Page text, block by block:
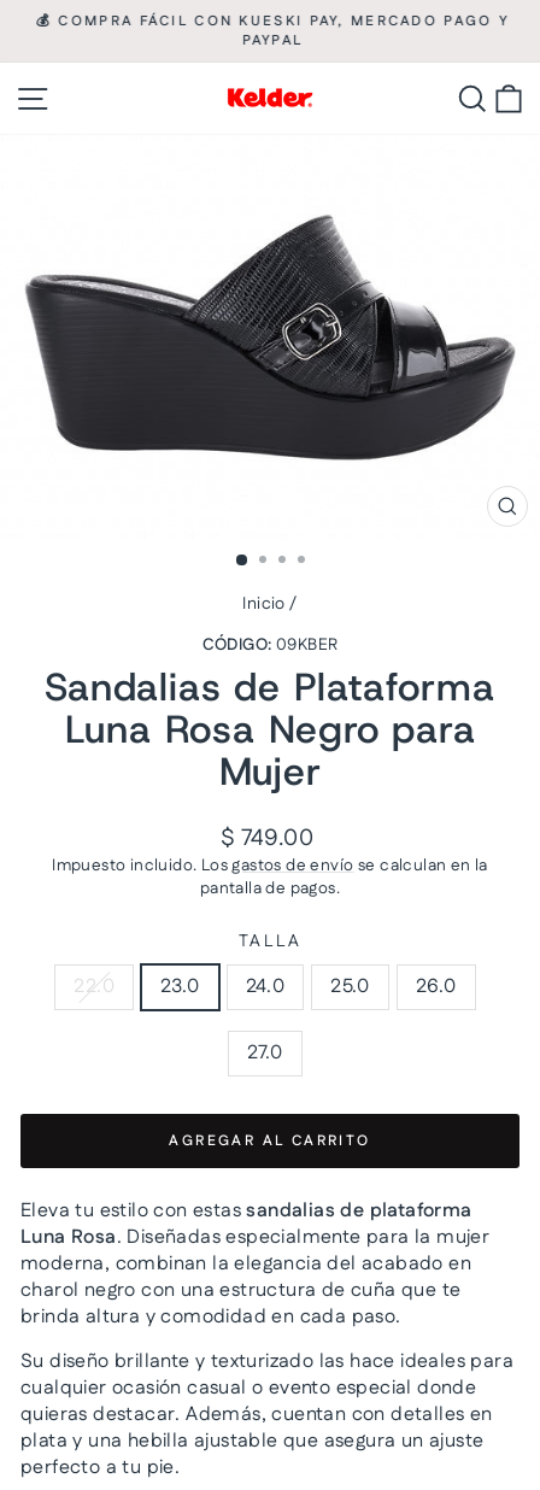
al
contenido
diapositivas
pausa
💰 COMPRA FÁCIL CON KUESKI PAY, MERCADO PAGO Y
PAYPAL
Inicio /
CÓDIGO: 09KBER
Sandalias de Plataforma
Luna Rosa Negro para
Mujer
Precio
habitual
$ 749.00
Impuesto incluido. Losgastos de envío se calculan en la
pantalla de pagos.
TALLA
22.0 23.0 24.0 25.0 26.0
27.0
AGREGAR AL CARRITO
Eleva tu estilo con estassandalias de plataforma
Luna Rosa. Diseñadas especialmente para la mujer
moderna, combinan la elegancia del acabado en
charol negro con una estructura de cuña que te
brinda altura y comodidad en cada paso.
Su diseño brillante y texturizado las hace ideales para
cualquier ocasión casual o evento especial donde
quieras destacar. Además, cuentan con detalles en
plata y una hebilla ajustable que asegura un ajuste
perfecto a tu pie.